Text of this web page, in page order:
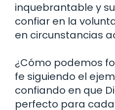
inquebrantable y
confiar en la
en circunstancias
¿Cómo podemos
fe siguiendo el
confiando en que
perfecto para